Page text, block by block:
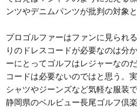
ンツやデニムパンツが批判の対象と
プロゴルファーはファンに見られ
りのドレスコードが必要なのは分
ーにとってゴルフはレジャーなの
コードは必要ないのではと思う。
シャツやジーンズなど気軽な服装
静岡県のベルビュー長尾ゴルフ倶